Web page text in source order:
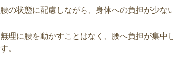
腰の状態に配慮しながら、身体への負担が少な
無理に腰を動かすことはなく、腰へ負担が集中
す。